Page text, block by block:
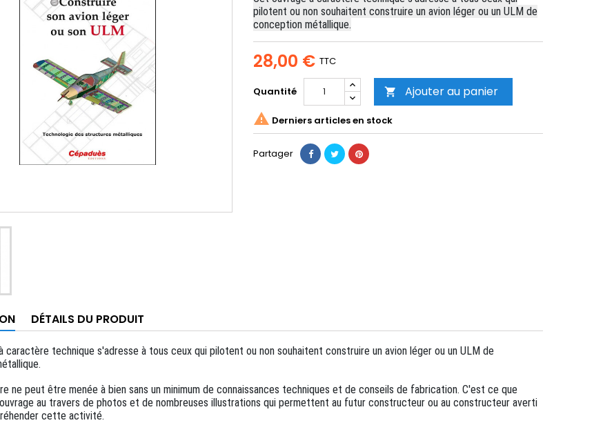
pilotent ou non souhaitent construire un avion léger ou un ULM de
conception métallique.
28,00 € TTC
Quantité  Ajouter au panier
 Derniers articles en stock
Partager
DÉTAILS DU PRODUIT
caractère technique s'adresse à tous ceux qui pilotent ou non souhaitent construire un avion léger ou un ULM de
ne peut être menée à bien sans un minimum de connaissances techniques et de conseils de fabrication. C'est ce que
au travers de photos et de nombreuses illustrations qui permettent au futur constructeur ou au constructeur averti
cette activité.